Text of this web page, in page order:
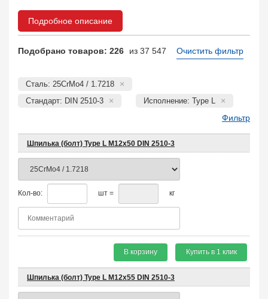
Подробное описание
Подобрано товаров: 226 из 37 547 Очистить фильтр
Сталь: 25CrMo4 / 1.7218
Стандарт: DIN 2510-3
Исполнение: Type L
Фильтр
Шпилька (болт) Type L М12х50 DIN 2510-3
Кол-во: шт = кг
В корзину Купить в 1 клик
Шпилька (болт) Type L М12х55 DIN 2510-3